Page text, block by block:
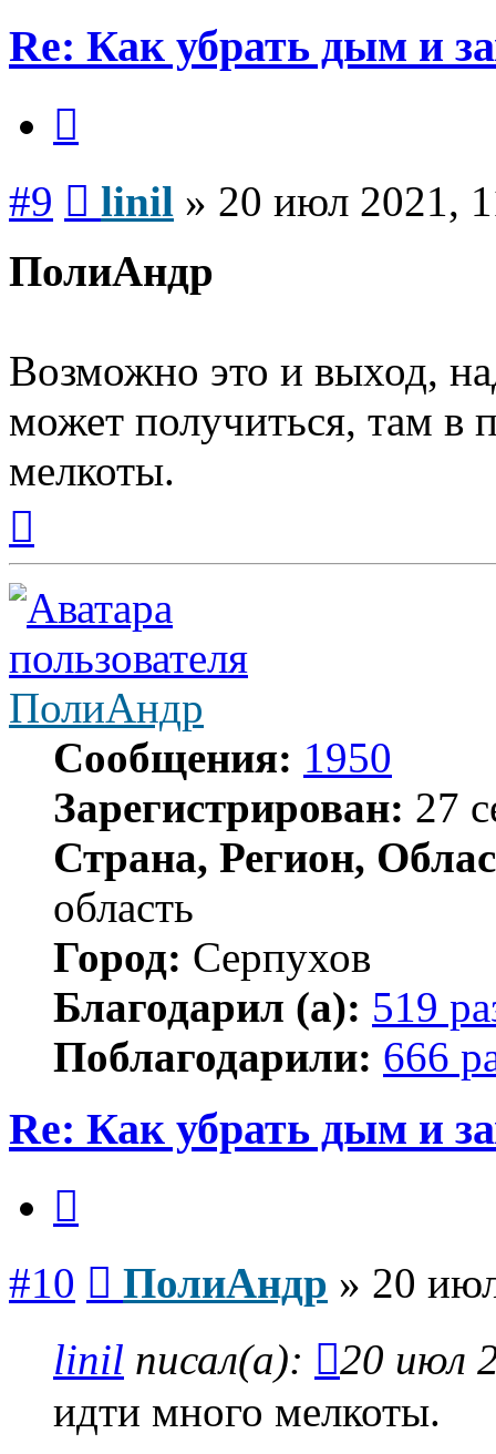
Re: Как убрать дым и
#9 linil » 20 июл 2021,
ПолиАндр
Возможно это и выход,
может получиться, там в
мелкоты.
началу
ПолиАндр
Сообщения: 1950
Зарегистрирован: 27
Страна, Регион,
область
Город: Серпухов
Благодарил (а): 519
Поблагодарили: 666
Re: Как убрать дым и
#10 ПолиАндр » 20
linil писал(а):
20 июл
идти много мелкоты.